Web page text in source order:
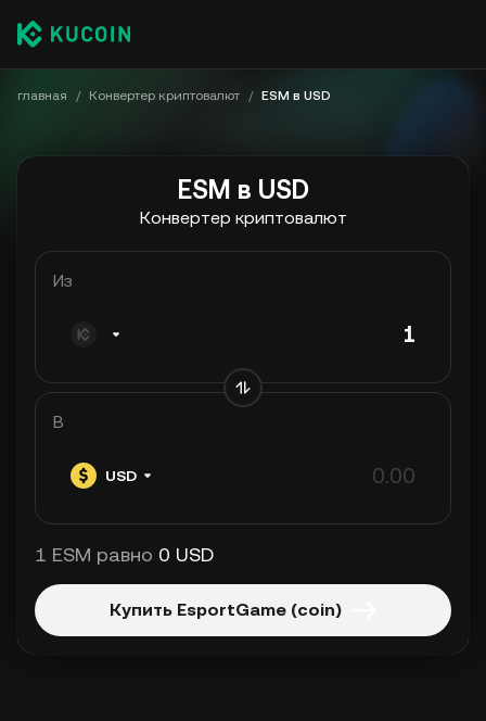
главная / Конвертер криптовалют / ESM в USD
ESM в USD
Конвертер криптовалют
Из
В
USD
1 ESM равно 0 USD
Купить EsportGame (coin)